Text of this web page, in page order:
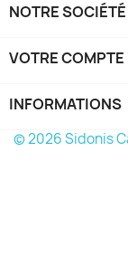
NOTRE SOCIÉTÉ
VOTRE COMPTE
INFORMATIONS
© 2026 Sidonis